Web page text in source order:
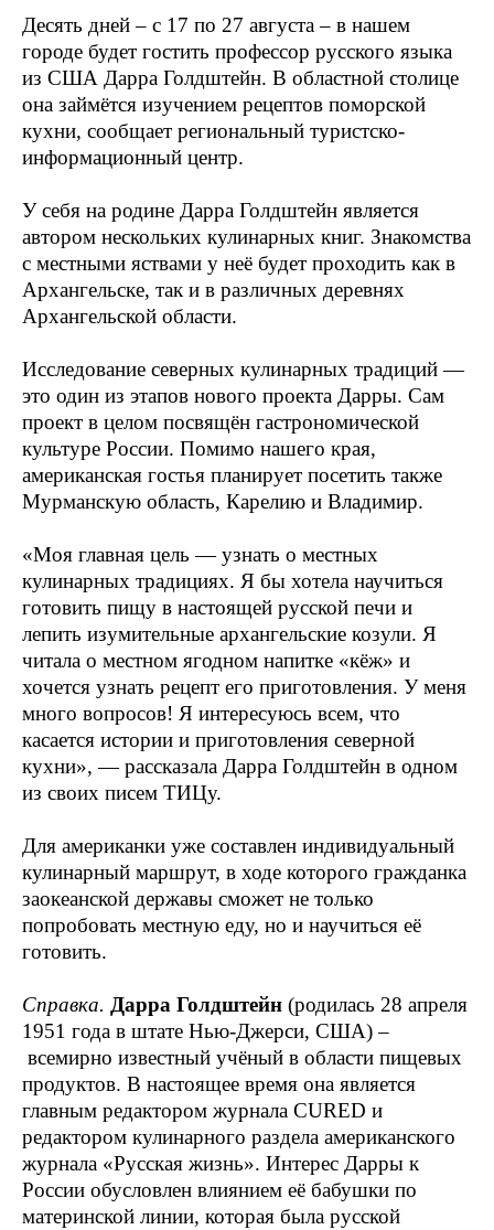
Десять дней – с 17 по 27 августа – в нашем
городе будет гостить профессор русского языка
из США Дарра Голдштейн. В областной столице
она займётся изучением рецептов поморской
кухни, сообщает региональный туристско-
информационный центр.
У себя на родине Дарра Голдштейн является
автором нескольких кулинарных книг. Знакомства
с местными яствами у неё будет проходить как в
Архангельске, так и в различных деревнях
Архангельской области.
Исследование северных кулинарных традиций —
это один из этапов нового проекта Дарры. Сам
проект в целом посвящён гастрономической
культуре России. Помимо нашего края,
американская гостья планирует посетить также
Мурманскую область, Карелию и Владимир.
«Моя главная цель — узнать о местных
кулинарных традициях. Я бы хотела научиться
готовить пищу в настоящей русской печи и
лепить изумительные архангельские козули. Я
читала о местном ягодном напитке «кёж» и
хочется узнать рецепт его приготовления. У меня
много вопросов! Я интересуюсь всем, что
касается истории и приготовления северной
кухни», — рассказала Дарра Голдштейн в одном
из своих писем ТИЦу.
Для американки уже составлен индивидуальный
кулинарный маршрут, в ходе которого гражданка
заокеанской державы сможет не только
попробовать местную еду, но и научиться её
готовить.
Справка. Дарра Голдштейн (родилась 28 апреля
1951 года в штате Нью-Джерси, США) –
всемирно известный учёный в области пищевых
продуктов. В настоящее время она является
главным редактором журнала CURED и
редактором кулинарного раздела американского
журнала «Русская жизнь». Интерес Дарры к
России обусловлен влиянием её бабушки по
материнской линии, которая была русской